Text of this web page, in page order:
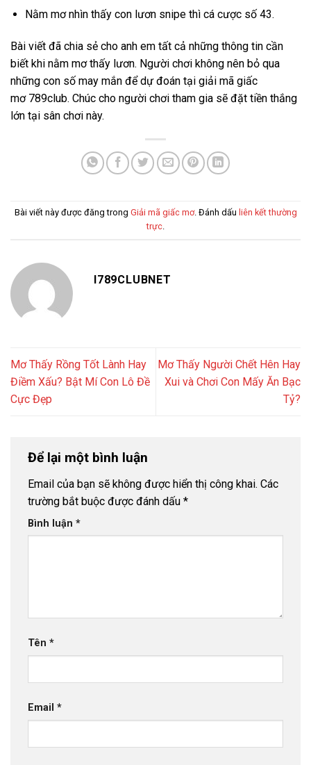
Nằm mơ nhìn thấy con lươn snipe thì cá cược số 43.
Bài viết đã chia sẻ cho anh em tất cả những thông tin cần
biết khi nằm mơ thấy lươn. Người chơi không nên bỏ qua
những con số may mắn để dự đoán tại giải mã giấc
mơ 789club. Chúc cho người chơi tham gia sẽ đặt tiền thắng
lớn tại sân chơi này.
Bài viết này được đăng trong Giải mã giấc mơ. Đánh dấu liên kết thường
trực.
I789CLUBNET
Mơ Thấy Rồng Tốt Lành Hay
Điềm Xấu? Bật Mí Con Lô Đề
Cực Đẹp
Mơ Thấy Người Chết Hên Hay
Xui và Chơi Con Mấy Ăn Bạc
Tỷ?
Để lại một bình luận
Email của bạn sẽ không được hiển thị công khai. Các
trường bắt buộc được đánh dấu *
Bình luận *
Tên *
Email *